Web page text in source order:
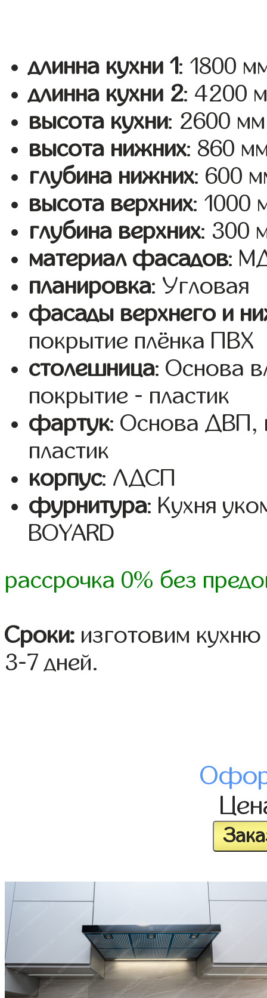
длинна кухни 1: 1800
длинна кухни 2: 4200
высота кухни: 2600 мм
высота нижних: 860
глубина нижних: 600
высота верхних: 1000
глубина верхних: 300
материал фасадов:
планировка: Угловая
фасады верхнего и
покрытие плёнка ПВХ
столешница: Основа
покрытие - пластик
фартук: Основа ДВП,
пластик
корпус: ЛДСП
фурнитура: Кухня
BOYARD
рассрочка 0% без
Сроки: изготовим
3-7 дней.